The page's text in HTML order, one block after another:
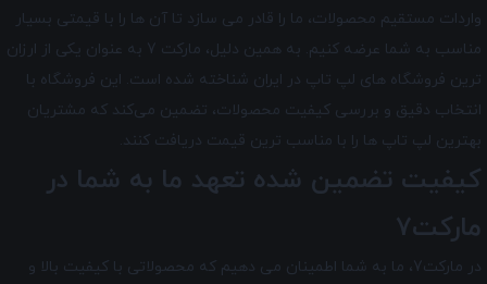
واردات مستقیم محصولات، ما را قادر می سازد تا آن ها را با قیمتی بسیار
مناسب به شما عرضه کنیم. به همین دلیل، مارکت 7 به عنوان یکی از ارزان
ترین فروشگاه های لپ تاپ در ایران شناخته شده است. این فروشگاه با
انتخاب دقیق و بررسی کیفیت محصولات، تضمین می‌کند که مشتریان
بهترین لپ تاپ ها را با مناسب ترین قیمت دریافت کنند.
کیفیت تضمین شده تعهد ما به شما در
مارکت7
در مارکت7 ، ما به شما اطمینان می دهیم که محصولاتی با کیفیت بالا و